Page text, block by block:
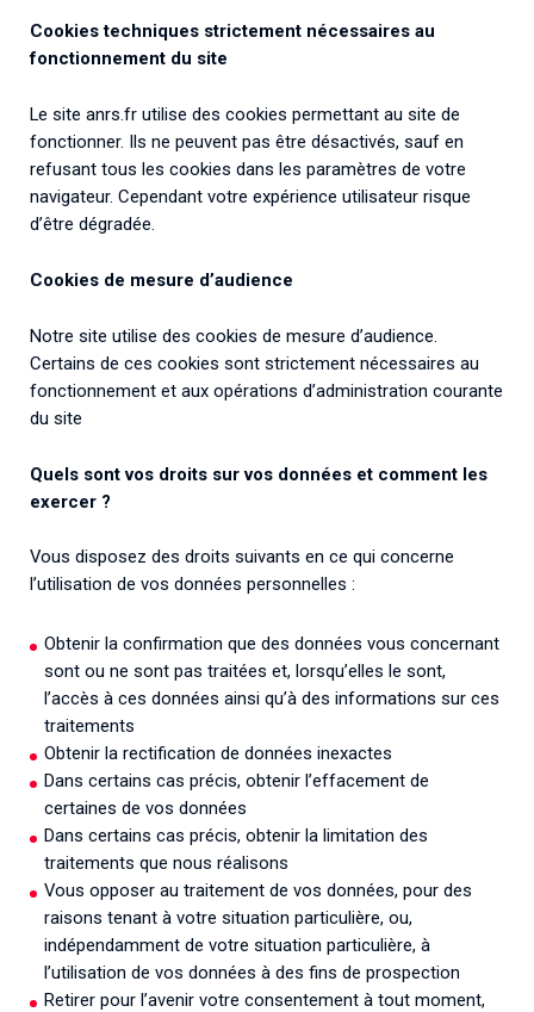
Cookies techniques strictement nécessaires au
fonctionnement du site
Le site anrs.fr utilise des cookies permettant au site de
fonctionner. Ils ne peuvent pas être désactivés, sauf en
refusant tous les cookies dans les paramètres de votre
navigateur. Cependant votre expérience utilisateur risque
d’être dégradée.
Cookies de mesure d’audience
Notre site utilise des cookies de mesure d’audience.
Certains de ces cookies sont strictement nécessaires au
fonctionnement et aux opérations d’administration courante
du site
Quels sont vos droits sur vos données et comment les
exercer ?
Vous disposez des droits suivants en ce qui concerne
l’utilisation de vos données personnelles :
Obtenir la confirmation que des données vous concernant
sont ou ne sont pas traitées et, lorsqu’elles le sont,
l’accès à ces données ainsi qu’à des informations sur ces
traitements
Obtenir la rectification de données inexactes
Dans certains cas précis, obtenir l’effacement de
certaines de vos données
Dans certains cas précis, obtenir la limitation des
traitements que nous réalisons
Vous opposer au traitement de vos données, pour des
raisons tenant à votre situation particulière, ou,
indépendamment de votre situation particulière, à
l’utilisation de vos données à des fins de prospection
Retirer pour l’avenir votre consentement à tout moment,